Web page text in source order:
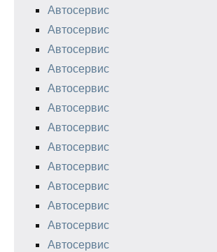
Автосервис
Автосервис
Автосервис
Автосервис
Автосервис
Автосервис
Автосервис
Автосервис
Автосервис
Автосервис
Автосервис
Автосервис
Автосервис